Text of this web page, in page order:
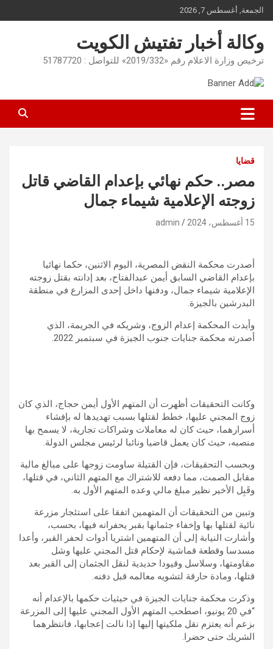
Skip
to
content
الجمعة, أغسطس 7, 2026
وكالة أخبار تفتيش الكويت
ترخيص وزارة الاعلام رقم «2019/332» للتواصل : 51787720
قضايا
مصر.. حكم نهائي بإعدام القاضي قاتل
زوجته الإعلامية شيماء جمال
15 أغسطس، 2024 admin
أصدرت محكمة النقض المصرية، اليوم الاثنين، حكما نهائيا
بإعدام القاضي السابق أيمن عبدالفتاح، بعد إدانته بقتل زوجته
الإعلامية شيماء جمال، ودفنها داخل إحدى المزارع في منطقة
البدرشين بالجيزة.
وأيدت المحكمة إعدام الزوج، وشريكه في الجريمة، الذي
أصدرته محكمة جنايات جنوب الجيزة في سبتمبر 2022.
وكانت التحقيقات أظهرت أن المتهم الأول أيمن حجاج، الذي كان
زوج المجني عليها، خطط لقتلها بسبب تهديدها له بإفشاء
أسرارهما، حيث كان له معاملات وشراكات تجارية، لا يسمح بها
منصبه، حيث كان يعمل قاضيا ونائبا لرئيس مجلس الدولة.
وبحسب التحقيقات، فإن القتيلة ساومت زوجها على مبالغ مالية
مقابل الصمت، مما دفعه للاشتراك مع المتهم الثاني، في قتلها،
وقَبِل الأخير نظير مبلغ مالي وعده المتهم الأول به.
وتبين من التحقيقات أن المتهمين اتفقا على استئجار مزرعة
نائية لقتلها بها وإخفاء جثمانها بقبر يحفرانه فيها، بحسب،
وأشارت النيابة إلى أن المتهمين اشتريا أدوات لحفر القبر، وأعدا
مسدسا وقطعة قماشية لإحكام قتل المجني عليها وشل
مقاومتها، وسلاسل وقيودا حديدية لنقل الجثمان إلى القبر بعد
قتلها، ومادة حارقة لتشويه معالمه قبل دفنه.
وذكرت محكمة جنايات الجيزة في حيثيات حكمها بالإعدام أنه
“في 20 يونيو، اصطحب المتهم الأول المجني عليها إلى المزرعة
بزعم أنه يعتزم نقل ملكيتها إليها إذا نالت إعجابها، فانتظرهما
الشريك حتى حضرا.